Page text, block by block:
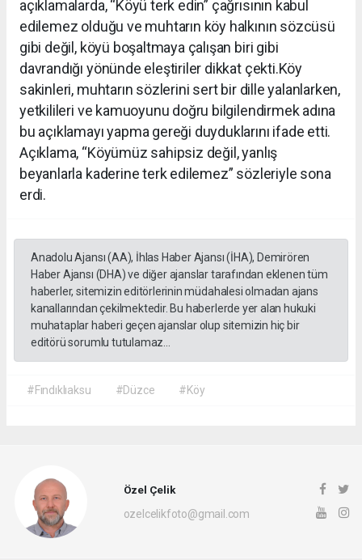
açıklamalarda, “Köyü terk edin” çağrısının kabul
edilemez olduğu ve muhtarın köy halkının sözcüsü
gibi değil, köyü boşaltmaya çalışan biri gibi
davrandığı yönünde eleştiriler dikkat çekti.Köy
sakinleri, muhtarın sözlerini sert bir dille yalanlarken,
yetkilileri ve kamuoyunu doğru bilgilendirmek adına
bu açıklamayı yapma gereği duyduklarını ifade etti.
Açıklama, “Köyümüz sahipsiz değil, yanlış
beyanlarla kaderine terk edilemez” sözleriyle sona
erdi.
Anadolu Ajansı (AA), İhlas Haber Ajansı (İHA), Demirören
Haber Ajansı (DHA) ve diğer ajanslar tarafından eklenen tüm
haberler, sitemizin editörlerinin müdahalesi olmadan ajans
kanallarından çekilmektedir. Bu haberlerde yer alan hukuki
muhataplar haberi geçen ajanslar olup sitemizin hiç bir
editörü sorumlu tutulamaz...
#Fındıklıaksu #Düzce #Köy
Özel Çelik
ozelcelikfoto@gmail.com